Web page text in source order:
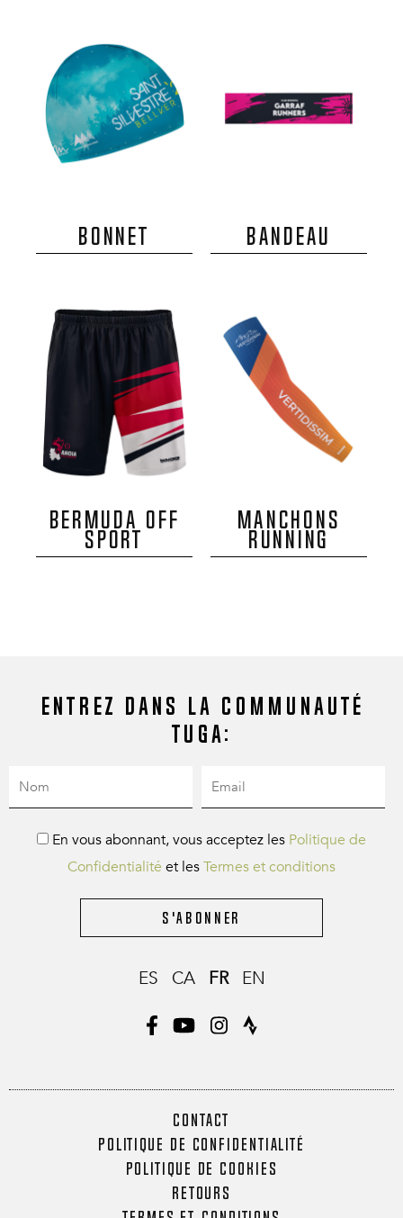
BONNET BANDEAU
BERMUDA OFF
SPORT
MANCHONS
RUNNING
Entrez dans la communauté
Tuga:
En vous abonnant, vous acceptez les Politique de
Confidentialité et lesTermes et conditions
S'abonner
ES CA FR EN
CONTACT
POLITIQUE DE CONFIDENTIALITÉ
POLITIQUE DE COOKIES
RETOURS